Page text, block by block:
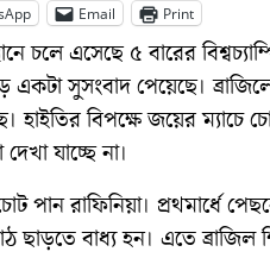
Email Print
চলে এসেছে ৫ বারের
সুসংবাদ পেয়েছে।
হাইতির বিপক্ষে জয়ের ম্যাচে
যাচ্ছে না।
পান রাফিনিয়া। প্রথমার্ধে
ছাড়তে বাধ্য হন। এতে ব্রাজিল